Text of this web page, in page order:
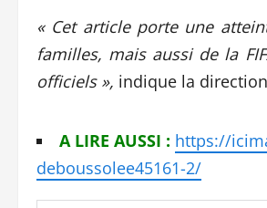
« Cet article porte une
familles, mais aussi de la
officiels », indique la
A LIRE AUSSI : https://
deboussolee45161-2/